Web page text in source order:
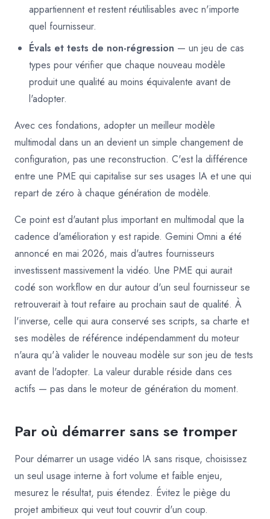
appartiennent et restent réutilisables avec n'importe
quel fournisseur.
Évals et tests de non-régression — un jeu de cas
types pour vérifier que chaque nouveau modèle
produit une qualité au moins équivalente avant de
l'adopter.
Avec ces fondations, adopter un meilleur modèle
multimodal dans un an devient un simple changement de
configuration, pas une reconstruction. C'est la différence
entre une PME qui capitalise sur ses usages IA et une qui
repart de zéro à chaque génération de modèle.
Ce point est d'autant plus important en multimodal que la
cadence d'amélioration y est rapide. Gemini Omni a été
annoncé en mai 2026, mais d'autres fournisseurs
investissent massivement la vidéo. Une PME qui aurait
codé son workflow en dur autour d'un seul fournisseur se
retrouverait à tout refaire au prochain saut de qualité. À
l'inverse, celle qui aura conservé ses scripts, sa charte et
ses modèles de référence indépendamment du moteur
n'aura qu'à valider le nouveau modèle sur son jeu de tests
avant de l'adopter. La valeur durable réside dans ces
actifs — pas dans le moteur de génération du moment.
Par où démarrer sans se tromper
Pour démarrer un usage vidéo IA sans risque, choisissez
un seul usage interne à fort volume et faible enjeu,
mesurez le résultat, puis étendez. Évitez le piège du
projet ambitieux qui veut tout couvrir d'un coup.